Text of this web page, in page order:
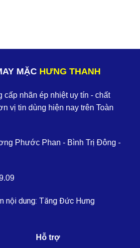
MẶC HƯNG THANH
nhãn ép nhiệt uy tín - chất
vị tin dùng hiện nay trên Toàn
Phước Phan - Bình Trị Đông -
nội dung: Tăng Đức Hưng
Hỗ trợ